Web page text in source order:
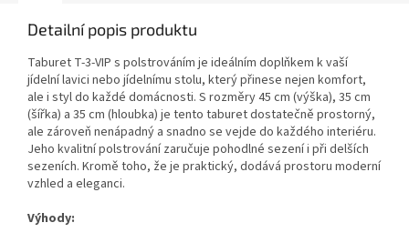
Detailní popis produktu
Taburet T-3-VIP s polstrováním je ideálním doplňkem k vaší
jídelní lavici nebo jídelnímu stolu, který přinese nejen komfort,
ale i styl do každé domácnosti. S rozměry 45 cm (výška), 35 cm
(šířka) a 35 cm (hloubka) je tento taburet dostatečně prostorný,
ale zároveň nenápadný a snadno se vejde do každého interiéru.
Jeho kvalitní polstrování zaručuje pohodlné sezení i při delších
sezeních. Kromě toho, že je praktický, dodává prostoru moderní
vzhled a eleganci.
Výhody: